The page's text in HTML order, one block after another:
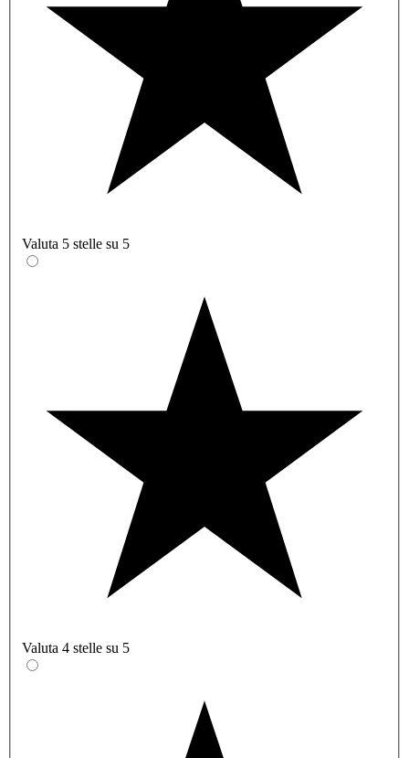
Valuta 5 stelle su 5
Valuta 4 stelle su 5